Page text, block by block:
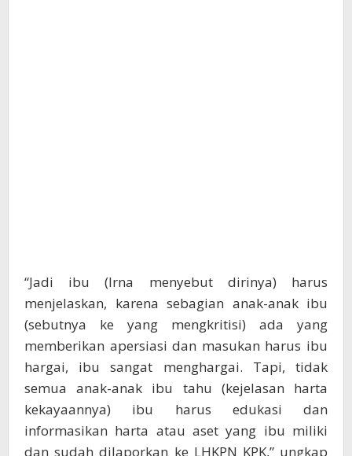
“Jadi ibu (Irna menyebut dirinya) harus
menjelaskan, karena sebagian anak-anak ibu
(sebutnya ke yang mengkritisi) ada yang
memberikan apersiasi dan masukan harus ibu
hargai, ibu sangat menghargai. Tapi, tidak
semua anak-anak ibu tahu (kejelasan harta
kekayaannya) ibu harus edukasi dan
informasikan harta atau aset yang ibu miliki
dan sudah dilaporkan ke LHKPN KPK,” ungkap